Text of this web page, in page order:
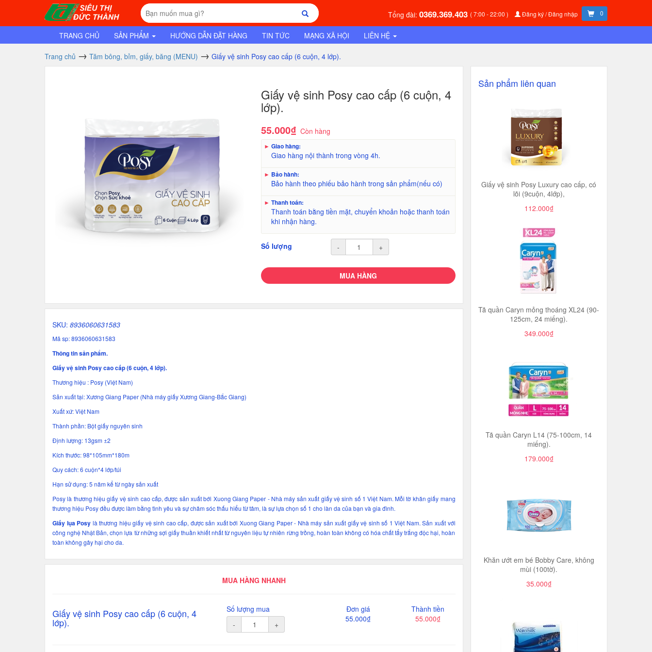
Tổng đài: 0369.369.403 ( 7:00 - 22:00 ) Đăng ký / Đăng nhập 0
TRANG CHỦ SẢN PHẨM HƯỚNG DẪN ĐẶT HÀNG TIN TỨC MẠNG XÃ HỘI LIÊN HỆ
Trang chủ Tăm bông, bỉm, giấy, băng (MENU) Giấy vệ sinh Posy cao cấp (6 cuộn, 4 lớp).
Giấy vệ sinh Posy cao cấp (6 cuộn, 4
lớp).
55.000₫ Còn hàng
► Giao hàng:
Giao hàng nội thành trong vòng 4h.
► Bảo hành:
Bảo hành theo phiếu bảo hành trong sản phẩm(nếu có)
► Thanh toán:
Thanh toán bằng tiền mặt, chuyển khoản hoặc thanh toán
khi nhận hàng.
Số lượng - +
MUA HÀNG
SKU: 8936060631583
Mã sp: 8936060631583
Thông tin sản phẩm.
Giấy vệ sinh Posy cao cấp (6 cuộn, 4 lớp).
Thương hiệu : Posy (Việt Nam)
Sản xuất tại: Xương Giang Paper (Nhà máy giấy Xương Giang-Bắc Giang)
Xuất xứ: Việt Nam
Thành phần: Bột giấy nguyên sinh
Định lượng: 13gsm ±2
Kích thước: 98*105mm*180m
Quy cách: 6 cuộn*4 lớp/túi
Hạn sử dụng: 5 năm kể từ ngày sản xuất
Posy là thương hiệu giấy vệ sinh cao cấp, được sản xuất bới Xuong Giang Paper - Nhà máy sản xuất giấy vệ sinh số 1 Việt Nam. Mỗi tờ khăn giấy mang
thương hiệu Posy đều được làm bằng tình yêu và sự chăm sóc thấu hiểu từ tâm, là sự lựa chọn số 1 cho làn da của bạn và gia đình.
Giấy lụa Posy là thương hiệu giấy vệ sinh cao cấp, được sản xuất bới Xuong Giang Paper - Nhà máy sản xuất giấy vệ sinh số 1 Việt Nam. Sản xuất với
công nghệ Nhật Bản, chọn lựa từ những sợi giấy thuần khiết nhất từ nguyên liệu tự nhiên rừng trồng, hoàn toàn không có hóa chất tẩy trắng độc hại, hoàn
toàn không gây hại cho da.
MUA HÀNG NHANH
Giấy vệ sinh Posy cao cấp (6 cuộn, 4
lớp).
Số lượng mua
-
+
Đơn giá
55.000₫
Thành tiền
55.000₫
Sản phẩm liên quan
Giấy vệ sinh Posy Luxury cao cấp, có
lõi (9cuộn, 4lớp),
112.000₫
Tã quần Caryn mỏng thoáng XL24 (90-
125cm, 24 miếng).
349.000₫
Tã quần Caryn L14 (75-100cm, 14
miếng).
179.000₫
Khăn ướt em bé Bobby Care, không
mùi (100tờ).
35.000₫